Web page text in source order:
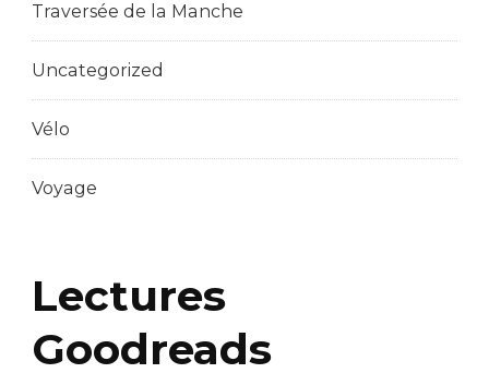
Traversée de la Manche
Uncategorized
Vélo
Voyage
Lectures
Goodreads